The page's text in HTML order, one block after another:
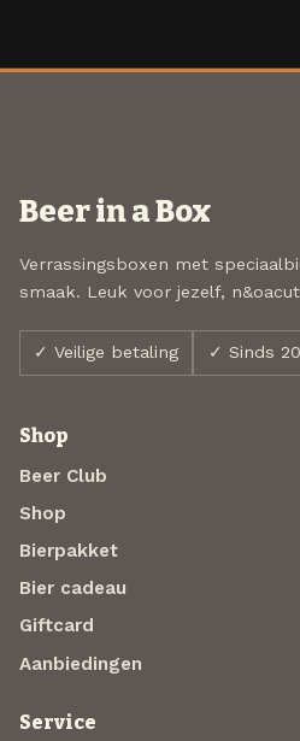
Beer in a Box
Verrassingsboxen met
smaak. Leuk voor jezelf,
✓ Veilige betaling ✓ Sinds
Shop
Beer Club
Shop
Bierpakket
Bier cadeau
Giftcard
Aanbiedingen
Service